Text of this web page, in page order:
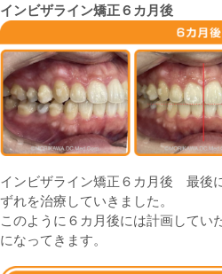
インビザライン矯正６カ月後
インビザライン矯正６カ月後 最後
ずれを治療していきました。
このように６カ月後には計画してい
になってきます。